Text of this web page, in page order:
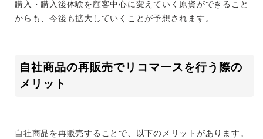
購入・購入後体験を顧客中心に変えていく原資ができること
からも、今後も拡大していくことが予想されます。
自社商品の再販売でリコマースを行う際の
メリット
自社商品を再販売することで、以下のメリットがあります。